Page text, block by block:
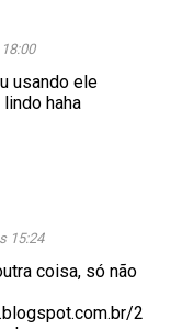
usando ele
haha
15:24
coisa, só não
2